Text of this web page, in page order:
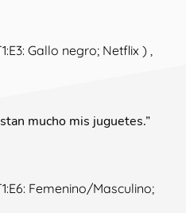
Gallo negro; Netflix )
mucho mis juguetes.”
Femenino/Masculino;